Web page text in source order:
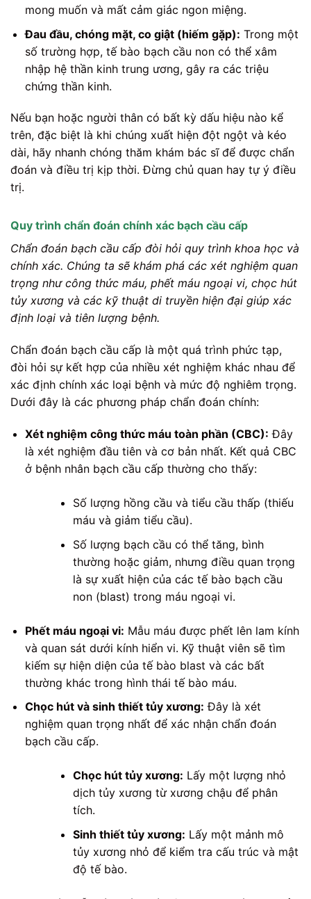
mong muốn và mất cảm giác ngon miệng.
Đau đầu, chóng mặt, co giật (hiếm gặp): Trong một
số trường hợp, tế bào bạch cầu non có thể xâm
nhập hệ thần kinh trung ương, gây ra các triệu
chứng thần kinh.
Nếu bạn hoặc người thân có bất kỳ dấu hiệu nào kể
trên, đặc biệt là khi chúng xuất hiện đột ngột và kéo
dài, hãy nhanh chóng thăm khám bác sĩ để được chẩn
đoán và điều trị kịp thời. Đừng chủ quan hay tự ý điều
trị.
Quy trình chẩn đoán chính xác bạch cầu cấp
Chẩn đoán bạch cầu cấp đòi hỏi quy trình khoa học và
chính xác. Chúng ta sẽ khám phá các xét nghiệm quan
trọng như công thức máu, phết máu ngoại vi, chọc hút
tủy xương và các kỹ thuật di truyền hiện đại giúp xác
định loại và tiên lượng bệnh.
Chẩn đoán bạch cầu cấp là một quá trình phức tạp,
đòi hỏi sự kết hợp của nhiều xét nghiệm khác nhau để
xác định chính xác loại bệnh và mức độ nghiêm trọng.
Dưới đây là các phương pháp chẩn đoán chính:
Xét nghiệm công thức máu toàn phần (CBC): Đây
là xét nghiệm đầu tiên và cơ bản nhất. Kết quả CBC
ở bệnh nhân bạch cầu cấp thường cho thấy:
Số lượng hồng cầu và tiểu cầu thấp (thiếu
máu và giảm tiểu cầu).
Số lượng bạch cầu có thể tăng, bình
thường hoặc giảm, nhưng điều quan trọng
là sự xuất hiện của các tế bào bạch cầu
non (blast) trong máu ngoại vi.
Phết máu ngoại vi: Mẫu máu được phết lên lam kính
và quan sát dưới kính hiển vi. Kỹ thuật viên sẽ tìm
kiếm sự hiện diện của tế bào blast và các bất
thường khác trong hình thái tế bào máu.
Chọc hút và sinh thiết tủy xương: Đây là xét
nghiệm quan trọng nhất để xác nhận chẩn đoán
bạch cầu cấp.
Chọc hút tủy xương: Lấy một lượng nhỏ
dịch tủy xương từ xương chậu để phân
tích.
Sinh thiết tủy xương: Lấy một mảnh mô
tủy xương nhỏ để kiểm tra cấu trúc và mật
độ tế bào.